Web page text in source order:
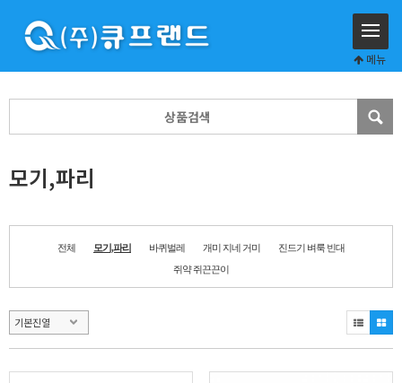
메뉴
모기,파리
전체 모기,파리 바퀴벌레 개미 지네 거미
진드기 벼룩 빈대
쥐약 쥐끈끈이